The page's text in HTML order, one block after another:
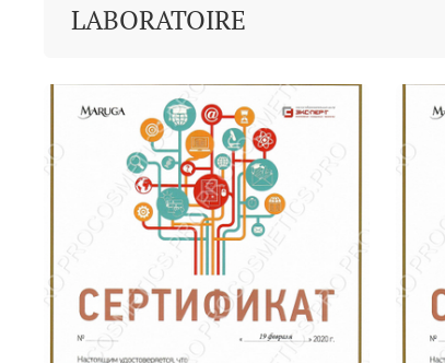
LABORATOIRE